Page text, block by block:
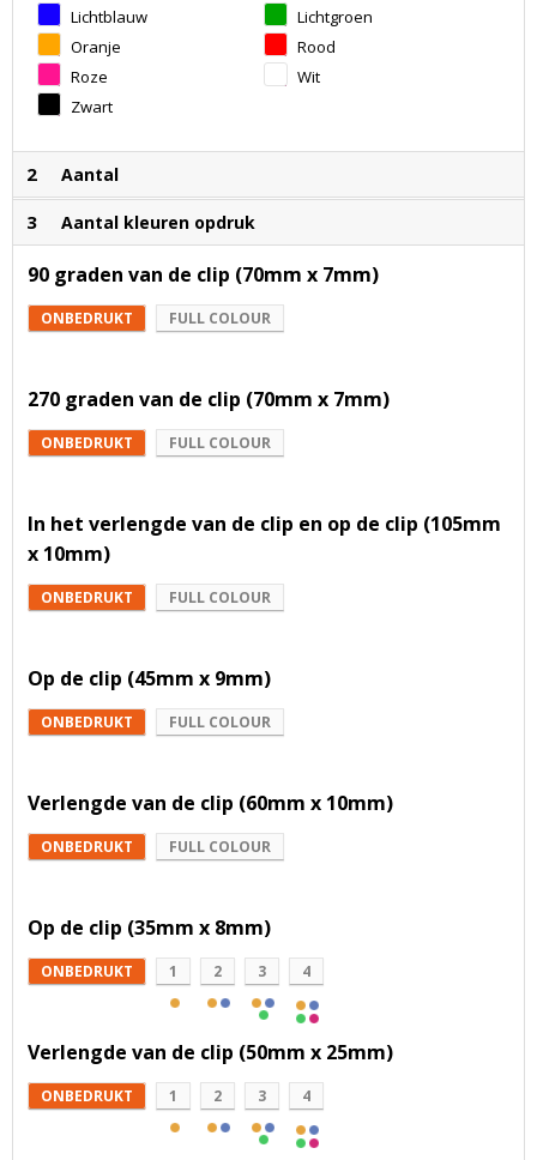
Lichtblauw
Lichtgroen
Oranje
Rood
Roze
Wit
Zwart
2 Aantal
3 Aantal kleuren opdruk
90 graden van de clip (70mm x 7mm)
ONBEDRUKT FULL COLOUR
270 graden van de clip (70mm x 7mm)
ONBEDRUKT FULL COLOUR
In het verlengde van de clip en op de clip (105mm
x 10mm)
ONBEDRUKT FULL COLOUR
Op de clip (45mm x 9mm)
ONBEDRUKT FULL COLOUR
Verlengde van de clip (60mm x 10mm)
ONBEDRUKT FULL COLOUR
Op de clip (35mm x 8mm)
ONBEDRUKT 1 2 3 4
Verlengde van de clip (50mm x 25mm)
ONBEDRUKT 1 2 3 4